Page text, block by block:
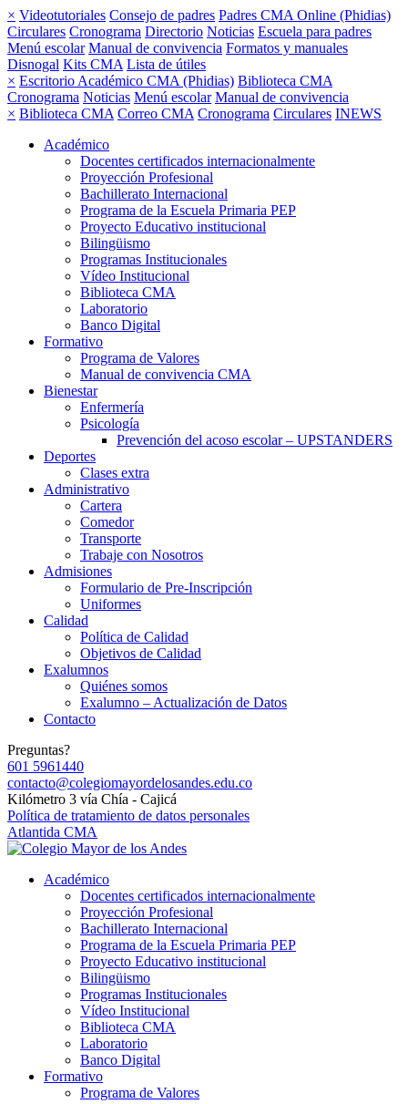
× Videotutoriales Consejo de padres Padres CMA Online (Phidias)
Circulares Cronograma Directorio Noticias Escuela para padres
Menú escolar Manual de convivencia Formatos y manuales
Disnogal Kits CMA Lista de útiles
× Escritorio Académico CMA (Phidias) Biblioteca CMA
Cronograma Noticias Menú escolar Manual de convivencia
× Biblioteca CMA Correo CMA Cronograma Circulares INEWS
Académico
Docentes certificados internacionalmente
Proyección Profesional
Bachillerato Internacional
Programa de la Escuela Primaria PEP
Proyecto Educativo institucional
Bilingüismo
Programas Institucionales
Vídeo Institucional
Biblioteca CMA
Laboratorio
Banco Digital
Formativo
Programa de Valores
Manual de convivencia CMA
Bienestar
Enfermería
Psicología
Prevención del acoso escolar – UPSTANDERS
Deportes
Clases extra
Administrativo
Cartera
Comedor
Transporte
Trabaje con Nosotros
Admisiones
Formulario de Pre-Inscripción
Uniformes
Calidad
Política de Calidad
Objetivos de Calidad
Exalumnos
Quiénes somos
Exalumno – Actualización de Datos
Contacto
Preguntas?
601 5961440
contacto@colegiomayordelosandes.edu.co
Kilómetro 3 vía Chía - Cajicá
Política de tratamiento de datos personales
Atlantida CMA
Académico
Docentes certificados internacionalmente
Proyección Profesional
Bachillerato Internacional
Programa de la Escuela Primaria PEP
Proyecto Educativo institucional
Bilingüismo
Programas Institucionales
Vídeo Institucional
Biblioteca CMA
Laboratorio
Banco Digital
Formativo
Programa de Valores